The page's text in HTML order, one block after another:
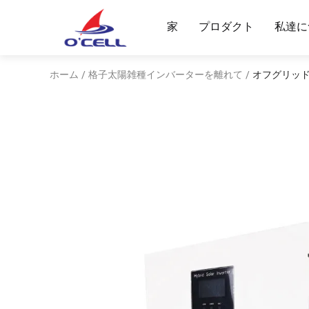
家 プロダクト 私達
ホーム / 格子太陽雑種インバーターを離れて / オフグリッ